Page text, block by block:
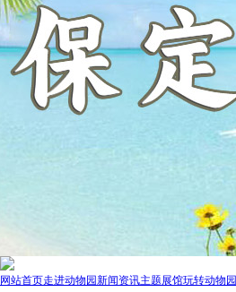
网站首页走进动物园新闻资讯主题展馆玩转动物园